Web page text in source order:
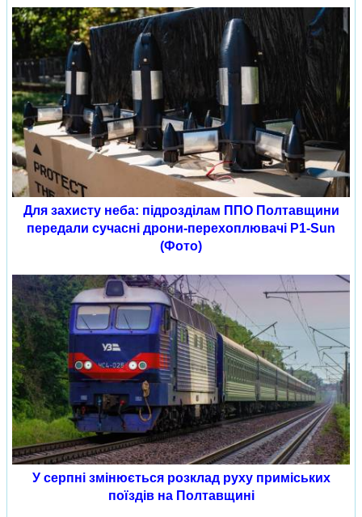
Для захисту неба: підрозділам ППО Полтавщини
передали сучасні дрони-перехоплювачі P1-Sun
(Фото)
У серпні змінюється розклад руху приміських
поїздів на Полтавщині